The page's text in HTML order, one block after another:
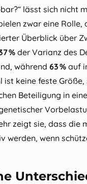
lässt sich nicht
zwar eine
Überblick über
%der Varianz des
während63 % auf
keine feste
Beteiligung in
zeigt sie, dass die
werden, wenn